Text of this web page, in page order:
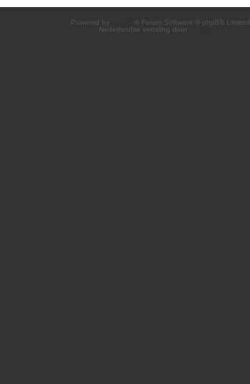
Powered by
® Forum Software © phpBB Limited
Nederlandse vertaling door